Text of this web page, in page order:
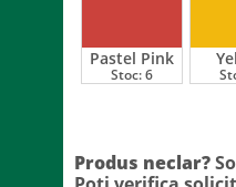
Pastel Pink
Stoc:6
Produs neclar?